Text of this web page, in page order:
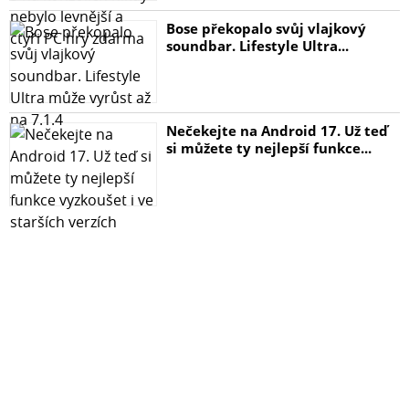
Bose překopalo svůj vlajkový
soundbar. Lifestyle Ultra...
Nečekejte na Android 17. Už teď
si můžete ty nejlepší funkce...